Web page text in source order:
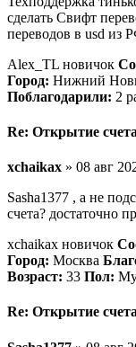
сделать Свифт
переводов в usd из
Alex_TL новичок
Город: Нижний
Поблагодарили: 2
Re: Открытие
xchaikax » 08 авг
Sasha1377 , а не
счета? достаточно
xchaikax новичок
Город: Москва
Возраст: 33 Пол:
Re: Открытие